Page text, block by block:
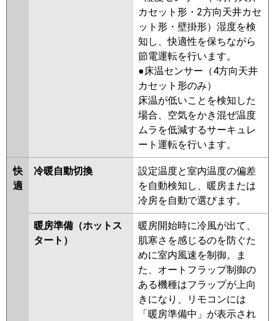
RCB-GP50RGH2
FDRZ505HA5SA-ca
FDRZ505HA5SA-sil
FDRZ505H5SA-ca FDRZ505H5SA-
FDRZ505H5S-ca
FDRZ505H5S-sil
FDRZ505H5S-
FDRZ505H5S-canvas
PA-P50F7GB PA-P50F7G
PA-
PA-P50F6GB
PA-
P50F6GNB PA-P50F6GN PA-
カセット形・2方向天井カセ
ット形・壁掛形）湿度を検
知し、快適性を保ちながら
節電運転を行います。
●床温センサー（4方向天井
カセット形のみ）
床温が低いことを検知した
場合、空気をかき混ぜ温度
ムラを低減するサーキュレ
ート運転を行います。
快
適
冷暖自動切換
設定温度と室内温度の偏差
を自動検知し、暖房または
冷房を自動で選びます。
暖房準備（ホットス
タート）
暖房開始時に冷風が出て、
肌寒さを感じるのを防ぐた
めに室内風速を制御。ま
た、オートフラップ制御の
ある機種はフラップが上向
きになり、リモコンには
「暖房準備中」が表示され